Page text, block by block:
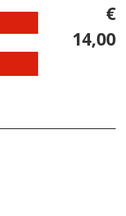
€
14,00